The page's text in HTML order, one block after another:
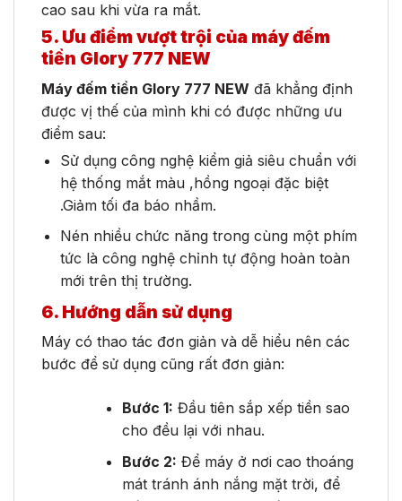
cao sau khi vừa ra mắt.
5. Ưu điểm vượt trội của máy đếm
tiền Glory 777 NEW
Máy đếm tiền Glory 777 NEW đã khẳng định
được vị thế của mình khi có được những ưu
điểm sau:
Sử dụng công nghệkiểm giả siêu chuẩn với
hệ thống mắt màu ,hồng ngoại đặc biệt
.Giảm tối đa báo nhầm.
Nén nhiều chức năng trong cùng một phím
tức là công nghệ chỉnh tự động hoàn toàn
mới trên thị trường.
6. Hướng dẫn sử dụng
Máy có thao tác đơn giản và dễ hiểu nên các
bước để sử dụng cũng rất đơn giản:
Bước 1: Đầu tiên sắp xếp tiền sao
cho đều lại với nhau.
Bước 2: Để máy ở nơi cao thoáng
mát tránh ánh nắng mặt trời, để